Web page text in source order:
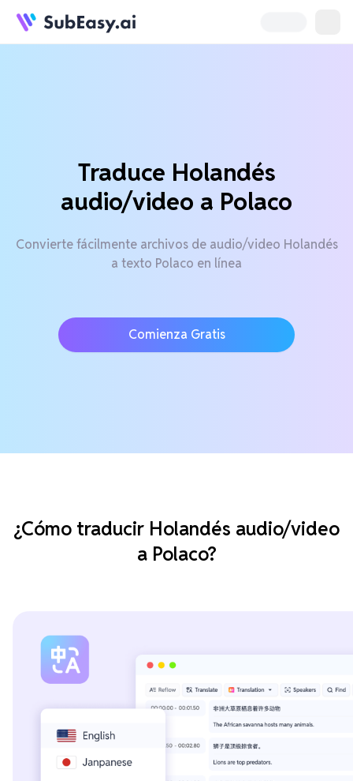
Traduce Holandés
audio/video a Polaco
Convierte fácilmente archivos de audio/video Holandés
a texto Polaco en línea
Comienza Gratis
¿Cómo traducir Holandés audio/video
a Polaco?